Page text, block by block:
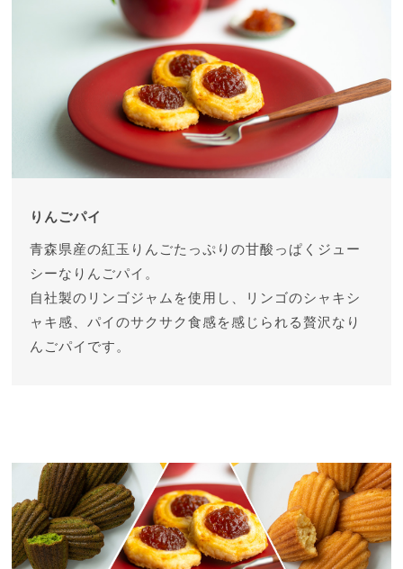
りんごパイ
青森県産の紅玉りんごたっぷりの甘酸っぱくジュー
シーなりんごパイ。
自社製のリンゴジャムを使用し、リンゴのシャキシ
ャキ感、パイのサクサク食感を感じられる贅沢なり
んごパイです。